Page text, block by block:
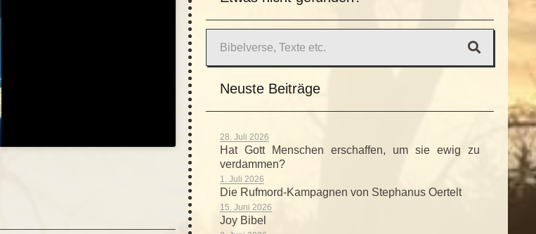
Neuste Beiträge
28. Juli 2026
Hat Gott Menschen erschaffen, um sie ewig zu
verdammen?
1. Juli 2026
Die Rufmord-Kampagnen von Stephanus Oertelt
15. Juni 2026
Joy Bibel